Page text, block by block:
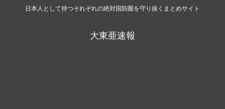
日本人として持つそれぞれの絶対国防圏を守り抜くまとめサイト
大東亜速報